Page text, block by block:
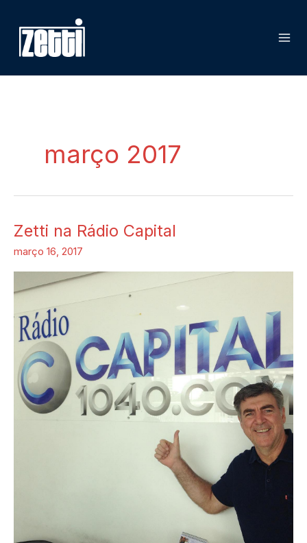
para
conteúdo
março 2017
Zetti na Rádio Capital
março 16, 2017
Zetti